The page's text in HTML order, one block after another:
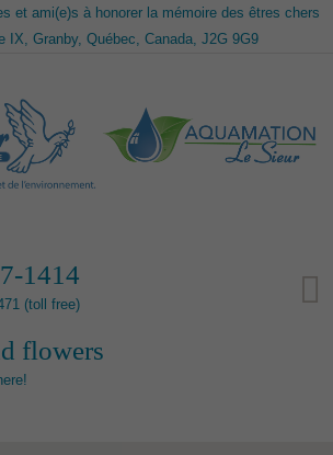
et ami(e)s à honorer la mémoire des êtres chers
IX, Granby, Québec, Canada, J2G 9G9
1414
(toll free)
flowers